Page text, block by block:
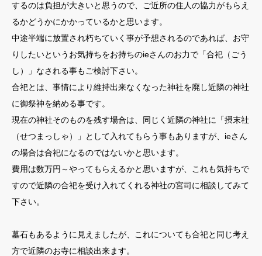
するのは負担が大きいと思うので、ご近所の住人の協力がもらえ
るかどうかにかかっているかと思います。
中途半端に放置され朽ちていく事が予想されるのであれば、お守
りしたいというお気持ちをお持ちのieさんのお力で「合祀（ごう
し）」なされる事もご検討下さい。
合祀とは、事情により維持出来なくなった神社を廃し近隣の神社
に御祭神を納める事です。
現在の神社そのものを残す場合は、同じく近隣の神社に「摂末社
（せつまっしゃ）」として入れてもらう事もありますが、ieさん
の場合は合祀になるのではないかと思います。
費用は数万円～やってもらえるかと思いますが、これも気持ちで
すので近隣の合祀を受け入れてくれる神社の宮司に相談してみて
下さい。
墓石もあるように見えましたが、これについても合祀と同じ考え
方で近隣のお寺に相談出来ます。